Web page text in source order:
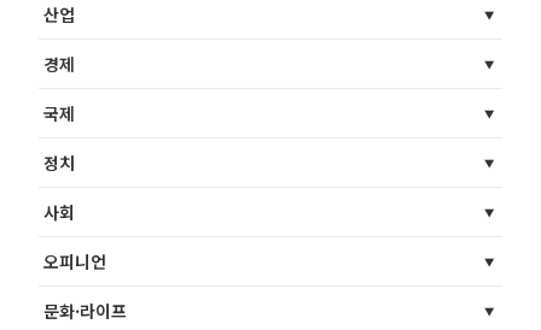
산업
경제
국제
정치
사회
오피니언
문화·라이프